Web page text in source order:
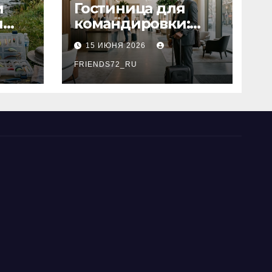
Гостиница для
командировки:
основные
критерии выбора
15 ИЮНЯ 2026
FRIENDS72_RU